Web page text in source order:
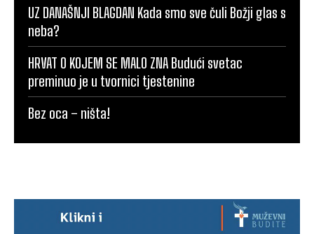
UZ DANAŠNJI BLAGDAN Kada smo sve čuli Božji glas s
neba?
HRVAT O KOJEM SE MALO ZNA Budući svetac
preminuo je u tvornici tjestenine
Bez oca – ništa!